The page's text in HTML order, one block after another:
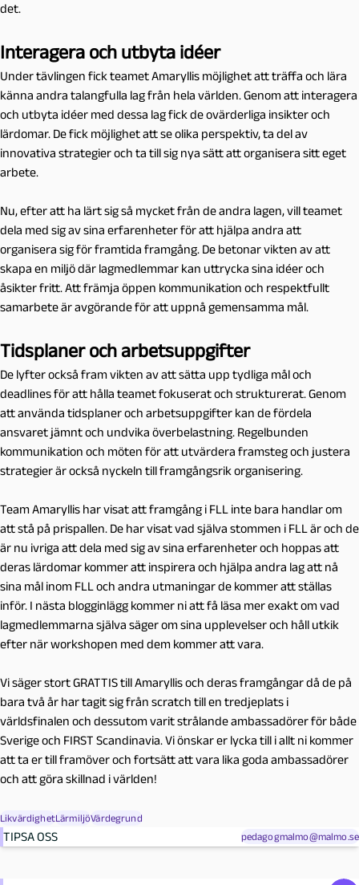
det.
Interagera och utbyta idéer
Under tävlingen fick teamet Amaryllis möjlighet att träffa och lära
känna andra talangfulla lag från hela världen. Genom att interagera
och utbyta idéer med dessa lag fick de ovärderliga insikter och
lärdomar. De fick möjlighet att se olika perspektiv, ta del av
innovativa strategier och ta till sig nya sätt att organisera sitt eget
arbete.
Nu, efter att ha lärt sig så mycket från de andra lagen, vill teamet
dela med sig av sina erfarenheter för att hjälpa andra att
organisera sig för framtida framgång. De betonar vikten av att
skapa en miljö där lagmedlemmar kan uttrycka sina idéer och
åsikter fritt. Att främja öppen kommunikation och respektfullt
samarbete är avgörande för att uppnå gemensamma mål.
Tidsplaner och arbetsuppgifter
De lyfter också fram vikten av att sätta upp tydliga mål och
deadlines för att hålla teamet fokuserat och strukturerat. Genom
att använda tidsplaner och arbetsuppgifter kan de fördela
ansvaret jämnt och undvika överbelastning. Regelbunden
kommunikation och möten för att utvärdera framsteg och justera
strategier är också nyckeln till framgångsrik organisering.
Team Amaryllis har visat att framgång i FLL inte bara handlar om
att stå på prispallen. De har visat vad själva stommen i FLL är och de
är nu ivriga att dela med sig av sina erfarenheter och hoppas att
deras lärdomar kommer att inspirera och hjälpa andra lag att nå
sina mål inom FLL och andra utmaningar de kommer att ställas
inför. I nästa blogginlägg kommer ni att få läsa mer exakt om vad
lagmedlemmarna själva säger om sina upplevelser och håll utkik
efter när workshopen med dem kommer att vara.
Vi säger stort GRATTIS till Amaryllis och deras framgångar då de på
bara två år har tagit sig från scratch till en tredjeplats i
världsfinalen och dessutom varit strålande ambassadörer för både
Sverige och FIRST Scandinavia. Vi önskar er lycka till i allt ni kommer
att ta er till framöver och fortsätt att vara lika goda ambassadörer
och att göra skillnad i världen!
LikvärdighetLärmiljöVärdegrund
TIPSA OSS pedagogmalmo@malmo.se